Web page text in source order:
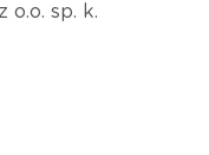
o.o. sp. k.